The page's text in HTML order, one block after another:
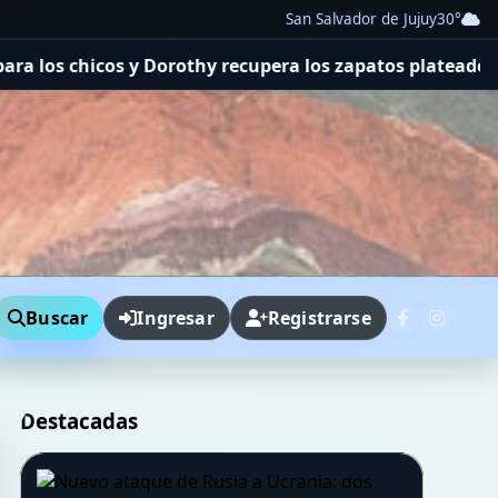
San Salvador de Jujuy30°
los zapatos plateados Después de 16 años, el
Buscar Ingresar Registrarse
Destacadas